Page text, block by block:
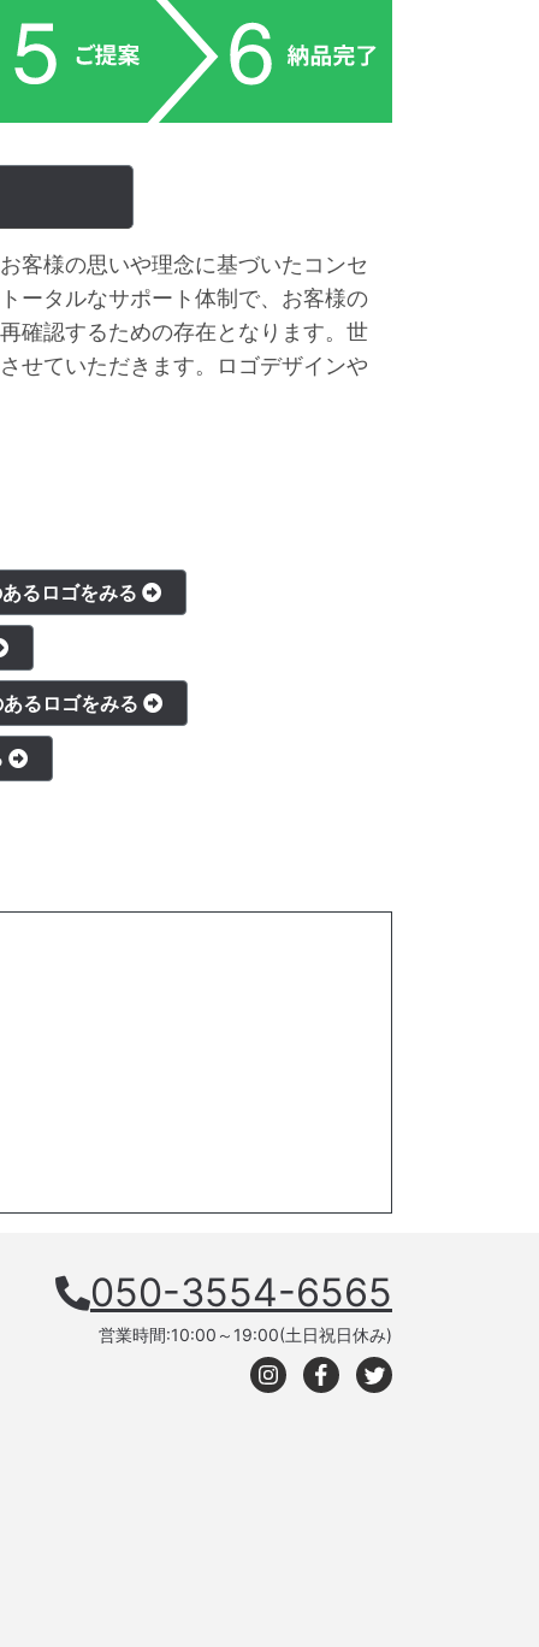
客様の思いや理念に基づいたコンセ
ータルなサポート体制で、お客様の
確認するための存在となります。世
せていただきます。ロゴデザインや
るロゴをみる
るロゴをみる
050-3554-6565
営業時間:10:00～19:00(土日祝日休み)